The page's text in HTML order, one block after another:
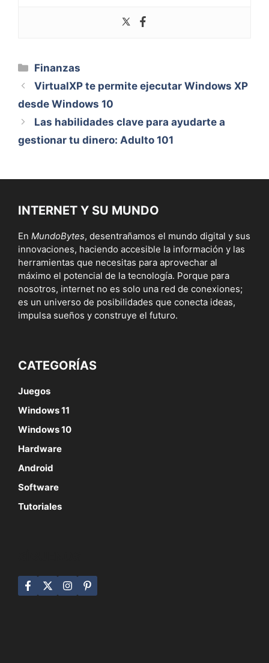
Categorías
Finanzas
VirtualXP te permite ejecutar Windows XP
desde Windows 10
Las habilidades clave para ayudarte a
gestionar tu dinero: Adulto 101
INTERNET Y SU MUNDO
En MundoBytes, desentrañamos el mundo digital y sus
innovaciones, haciendo accesible la información y las
herramientas que necesitas para aprovechar al
máximo el potencial de la tecnología. Porque para
nosotros, internet no es solo una red de conexiones;
es un universo de posibilidades que conecta ideas,
impulsa sueños y construye el futuro.
CATEGORÍAS
Juegos
Windows 11
Windows 10
Hardware
Android
Software
Tutoriales